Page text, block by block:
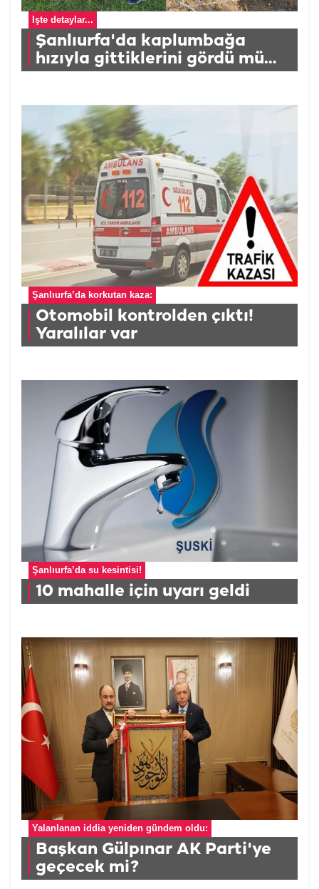
İşte detaylar...
Şanlıurfa'da kaplumbağa
hızıyla gittiklerini gördü mü
acaba?
Şanlıurfa’da korkutan kaza:
Otomobil kontrolden çıktı!
Yaralılar var
Şanlıurfa’da su kesintisi!
10 mahalle için uyarı geldi
Yalanlanan iddia yeniden gündem oldu:
Başkan Gülpınar AK Parti'ye
geçecek mi?